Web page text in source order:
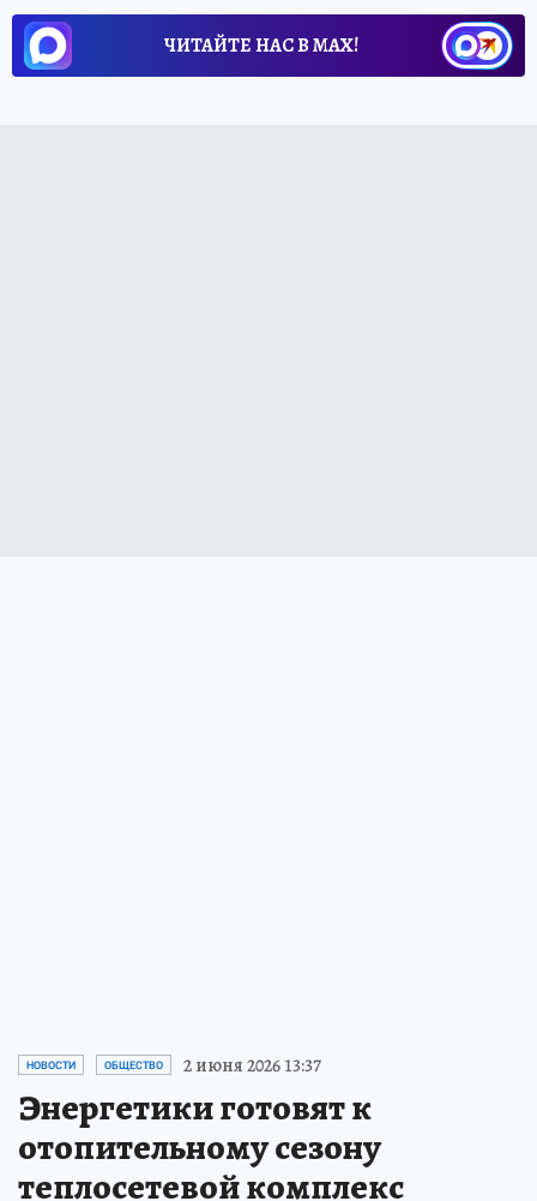
ЧИТАЙТЕ НАС В МАХ!
НОВОСТИ ОБЩЕСТВО 2 июня 2026 13:37
Энергетики готовят к
отопительному сезону
теплосетевой комплекс